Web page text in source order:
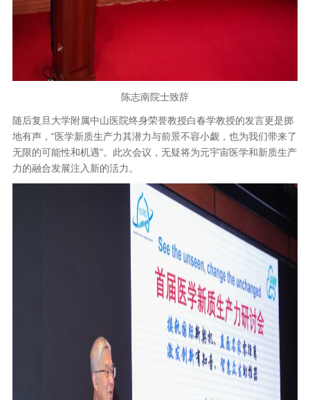
陈志南院士致辞
随后复旦大学附属中山医院终身荣誉教授白春学教授的发言更是掷
地有声，“医学新质生产力其潜力与前景不容小觑，也为我们带来了
无限的可能性和机遇”。此次会议，无疑将为元宇宙医学和新质生产
力的融合发展注入新的活力。